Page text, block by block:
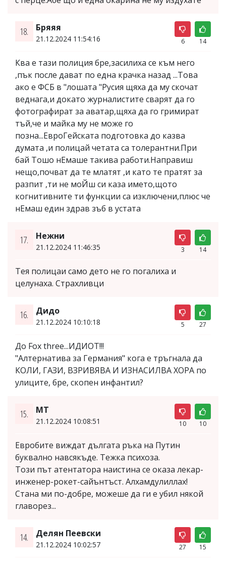
18. Бряяя
21.12.2024 11:54:16 6 14
Ква е тази полиция бре,засилиха се към него
,пък после дават по една крачка назад ...Това
ако е ФСБ в "лошата "Русия щяха да му скочат
веднага,и докато журналистите сварят да го
фотографират за аватар,щяха да го гримират
тъй,че и майка му не може го
позна...ЕвроГейската подготовка до казва
думата ,и полицай четата са толерантни.При
бай Тошо нЕмаше такива работи.Направиш
нещо,почват да те млатят ,и като те пратят за
разпит ,ти не моЙш си каза името,щото
когнитивните ти функции са изключени,плюс че
нЕмаш един здрав зъб в устата
17. Нежни
21.12.2024 11:46:35 3 14
Тея полицаи само дето не го погалиха и
целунаха. Страхливци
16. Дидо
21.12.2024 10:10:18 5 27
До Fox three...ИДИОТ!!!
"Алтернатива за Германия" кога е тръгнала да
КОЛИ, ГАЗИ, ВЗРИВЯВА И ИЗНАСИЛВА ХОРА по
улиците, бре, скопен инфантил?
15. МТ
21.12.2024 10:08:51 10 10
Евробите виждат дългата ръка на Путин
буквално навсякъде. Тежка психоза.
Този път атентатора наистина се оказа лекар-
инженер-рокет-сайънтъст. Алхамдулиллах!
Стана ми по-добре, можеше да ги е убил някой
главорез...
14. Делян Пеевски
21.12.2024 10:02:57 27 15